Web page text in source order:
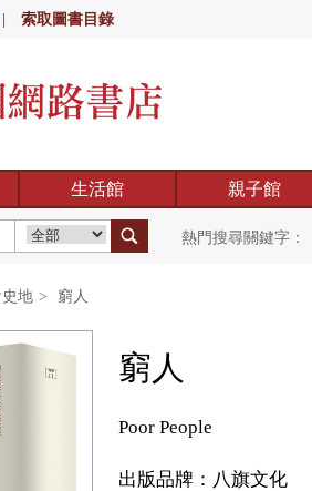
索取圖書目錄
生活館 親子館
熱門搜尋關鍵字：
地 > 窮人
窮人
Poor People
出版品牌：八旗文化